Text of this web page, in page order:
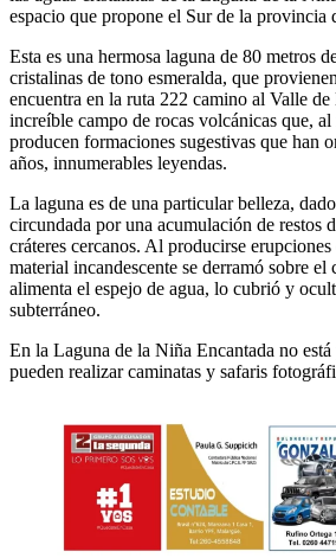
espacio que propone el Sur de la provincia
Esta es una hermosa laguna de 80 metros
cristalinas de tono esmeralda, que
encuentra en la ruta 222 camino al Valle de
increíble campo de rocas volcánicas que, al
producen formaciones sugestivas que han
años, innumerables leyendas.
La laguna es de una particular belleza,
circundada por una acumulación de restos
cráteres cercanos. Al producirse
material incandescente se derramó sobre
alimenta el espejo de agua, lo cubrió y
subterráneo.
En la Laguna de la Niña Encantada no
pueden realizar caminatas y safaris